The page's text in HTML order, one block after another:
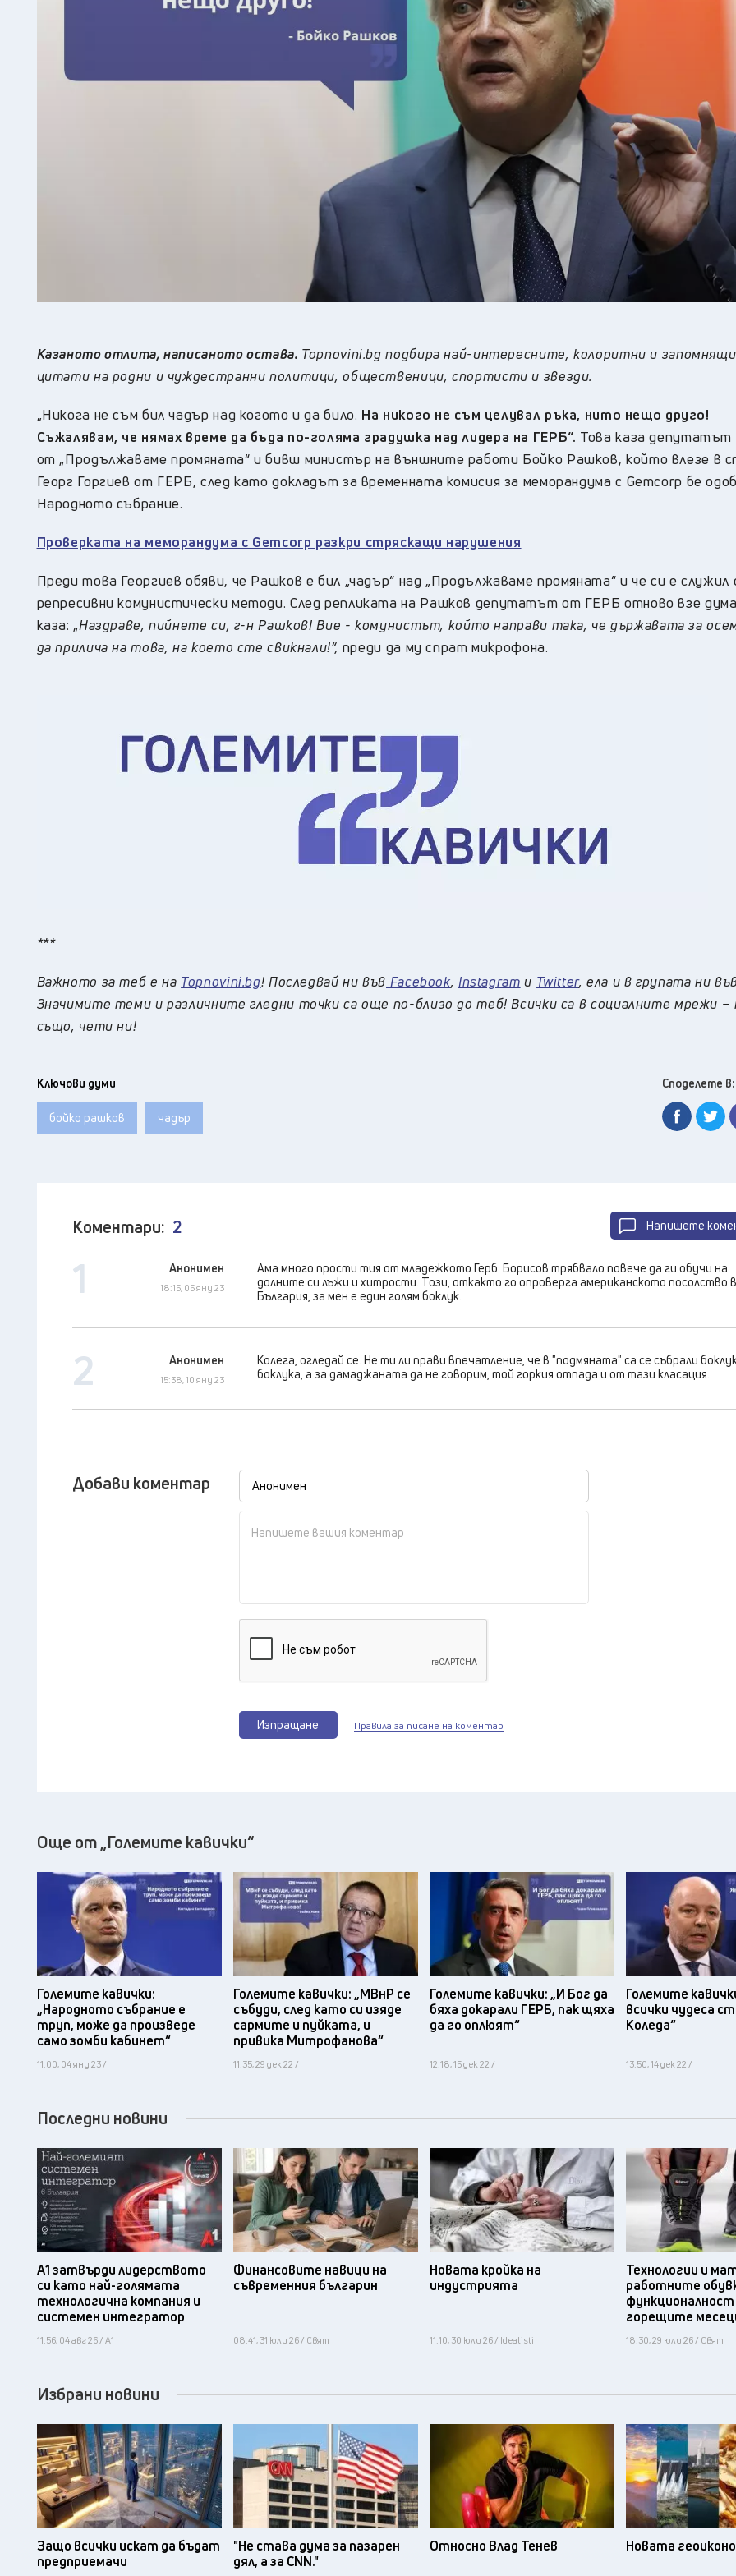
Перник 19°C
Плевен, 22°C
Пловдив 22°C
Разград, 20°C
23°C
, 21
Сливен, 19 °C
°C
София °C
Стара Загора, 20°C
20
Хасково °C
Шумен
Ямбол, 20°C
Казаното отлита, написаното остава. Topnovini.bg подбира най-интересните, колоритни и
цитати на родни и чуждестранни политици, общественици, спортисти и звезди.
„Никога не съм бил чадър над когото и да било. На никого не съм целувал ръка, нито нещо друго!
Съжалявам, че нямах време да бъда по-голяма градушка над лидера на ГЕРБ“. Това каза депутатът
от „Продължаваме промяната“ и бивш министър на външните работи Бойко Рашков, който влезе в
Георг Горгиев от ГЕРБ, след като докладът за временната комисия за меморандума с Gemcorp бе
Народното събрание.
Проверката на меморандума с Gemcorp разкри стряскащи нарушения
Преди това Георгиев обяви, че Рашков е бил „чадър“ над „Продължаваме промяната“ и че си е служил
репресивни комунистически методи. След репликата на Рашков депутатът от ГЕРБ отново взе
каза: „Наздраве, пийнете си, г-н Рашков! Вие - комунистът, който направи така, че държавата за
да прилича на това, на което сте свикнали!“, преди да му спрат микрофона.
***
Важното за теб е на Topnovini.bg! Последвай ни във Facebook, Instagram и Twitter, ела и в групата ни
Значимите теми и различните гледни точки са още по-близо до теб! Всички са в социалните мрежи –
също, чети ни!
Ключови думи
бойко рашков чадър
Споделете в:
Напишете
Коментари: 2
1 Анонимен
18:15, 05 яну 23
Ама много прости тия от младежкото Герб. Борисов трябвало повече да ги обучи на
долните си лъжи и хитрости. Този, откакто го опроверга американското посолство в
България, за мен е един голям боклук.
2 Анонимен
15:38, 10 яну 23
Колега, огледай се. Не ти ли прави впечатление, че в "подмяната" са се събрали
боклука, а за дамаджаната да не говорим, той горкия отпада и от тази класация.
Добави коментар
Изпращане Правила за писане на коментар
Още от „Големите кавички“
Големите кавички:
„Народното събрание е
труп, може да произведе
само зомби кабинет“
11:00, 04 яну 23 /
Големите кавички: „МВнР се
събуди, след като си изяде
сармите и пуйката, и
привика Митрофанова“
11:35, 29 дек 22 /
Големите кавички: „И Бог да
бяха докарали ГЕРБ, пак щяха
да го оплюят“
12:18, 15 дек 22 /
Големите
всички чудеса
Коледа“
13:50, 14 дек 22 /
Последни новини
А1 затвърди лидерството
си като най-голямата
технологична компания и
системен интегратор
11:56, 04 авг 26 / А1
Финансовите навици на
съвременния българин
08:41, 31 юли 26 / Свят
Новата кройка на
индустрията
11:10, 30 юли 26 / Idealisti
Технологии и
работните
функционалност
горещите
18:30, 29 юли 26 / Свят
Избрани новини
Защо всички искат да бъдат
предприемачи
"Не става дума за пазарен
дял, а за CNN."
Относно Влад Тенев Новата